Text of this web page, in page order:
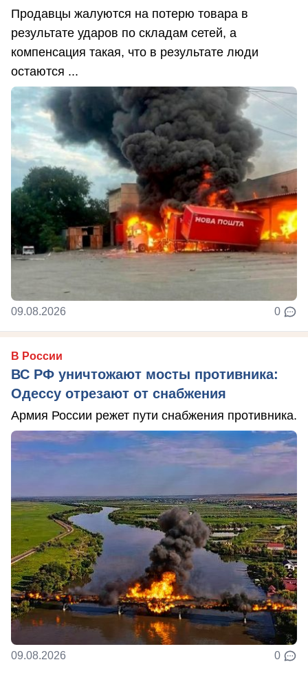
Продавцы жалуются на потерю товара в
результате ударов по складам сетей, а
компенсация такая, что в результате люди
остаются ...
09.08.2026 0
В России
ВС РФ уничтожают мосты противника:
Одессу отрезают от снабжения
Армия России режет пути снабжения противника.
09.08.2026 0